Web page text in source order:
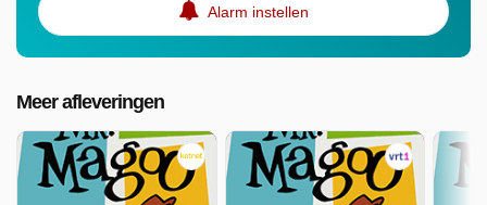
Alarm instellen
Meer afleveringen